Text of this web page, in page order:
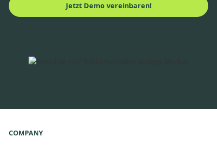
Jetzt Demo vereinbaren!
COMPANY